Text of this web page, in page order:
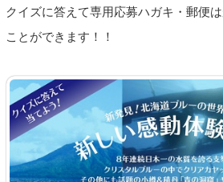
クイズに答えて専用応募ハガキ・郵便
ことができます！！